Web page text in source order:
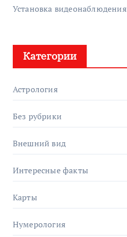
Установка видеонаблюдения
Категории
Астрология
Без рубрики
Внешний вид
Интересные факты
Карты
Нумерология